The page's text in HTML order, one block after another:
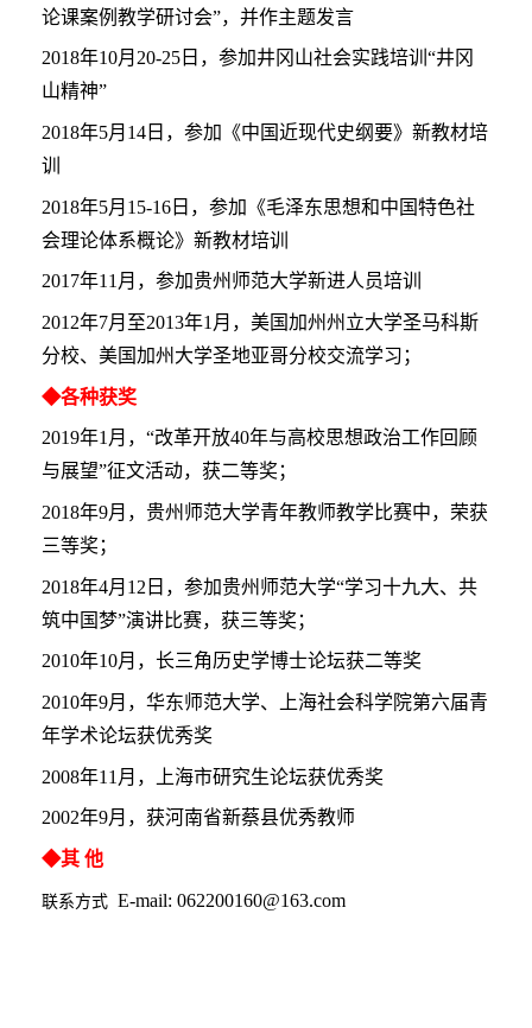
论课案例教学研讨会”，并作主题发言
2018年10月20-25日，参加井冈山社会实践培训“井冈
山精神”
2018年5月14日，参加《中国近现代史纲要》新教材培
训
2018年5月15-16日，参加《毛泽东思想和中国特色社
会理论体系概论》新教材培训
2017年11月，参加贵州师范大学新进人员培训
2012年7月至2013年1月，美国加州州立大学圣马科斯
分校、美国加州大学圣地亚哥分校交流学习；
◆各种获奖
2019年1月，“改革开放40年与高校思想政治工作回顾
与展望”征文活动，获二等奖；
2018年9月，贵州师范大学青年教师教学比赛中，荣获
三等奖；
2018年4月12日，参加贵州师范大学“学习十九大、共
筑中国梦”演讲比赛，获三等奖；
2010年10月，长三角历史学博士论坛获二等奖
2010年9月，华东师范大学、上海社会科学院第六届青
年学术论坛获优秀奖
2008年11月，上海市研究生论坛获优秀奖
2002年9月，获河南省新蔡县优秀教师
◆其 他
联系方式 E-mail: 062200160@163.com